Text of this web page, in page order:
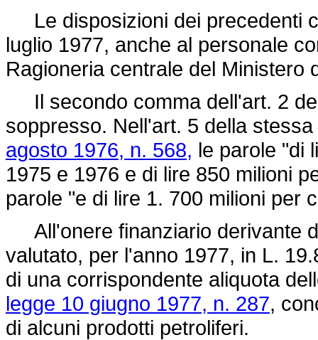
Le disposizioni dei precedenti
luglio 1977, anche al personale
Ragioneria centrale del Ministero
Il secondo comma dell'art. 2
soppresso. Nell'art. 5 della
agosto 1976, n. 568, le parole "di
1975 e 1976 e di lire 850 milioni
parole "e di lire 1. 700 milioni per
All'onere finanziario derivante
valutato, per l'anno 1977, in L.
di una corrispondente aliquota
legge 10 giugno 1977, n. 287,
di alcuni prodotti petroliferi.